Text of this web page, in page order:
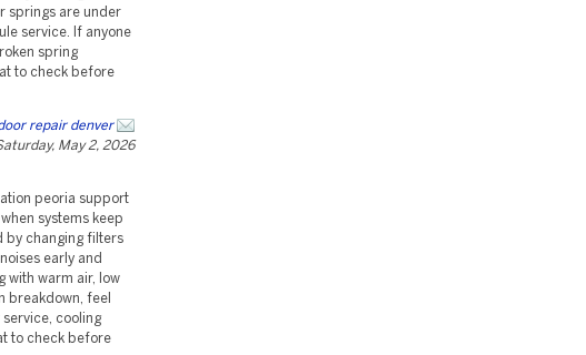
springs are under
service. If anyone
spring
to check before
repair denver
May 2, 2026
peoria support
systems keep
by changing filters
early and
with warm air, low
breakdown, feel
cooling
to check before